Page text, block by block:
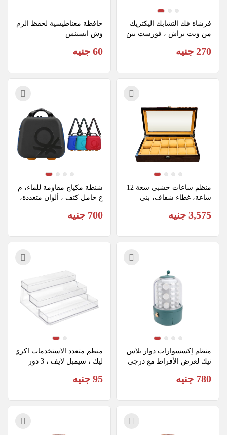
من ويت براش ، فورست بين
270 جنيه
حافظة مغناطيسية لحفظ الرم
وش ايسينس
60 جنيه
ساعة، غطاء شفاف، بني
3,575 جنيه
شنطة مكياج مقاومة للماء، م
700 جنيه
منظم إكسسوارات دوار بلاس
تيك لعرض الأقراط مع درجي
780 جنيه
منظم متعدد الاستخدمات اكري
ليك ، سيمبل لايف ، 3 دور
95 جنيه